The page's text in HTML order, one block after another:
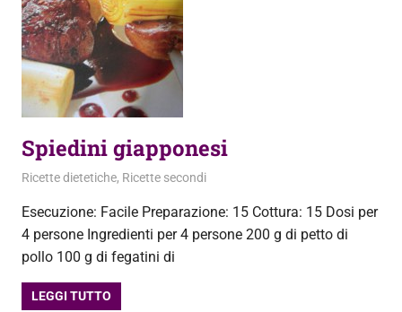
Spiedini giapponesi
27 Dicembre 2012
admin
Ricette dietetiche, Ricette secondi
Esecuzione: Facile Preparazione: 15 Cottura: 15 Dosi per
4 persone Ingredienti per 4 persone 200 g di petto di
pollo 100 g di fegatini di
LEGGI TUTTO